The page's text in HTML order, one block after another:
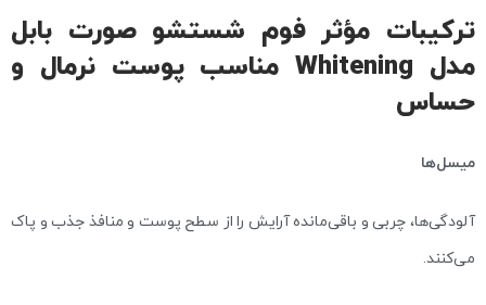
ترکیبات مؤثر فوم شستشو صورت بابل
مدل Whitening مناسب پوست نرمال و
حساس
میسل‌ها
آلودگی‌ها، چربی و باقی‌مانده آرایش را از سطح پوست و منافذ جذب و پاک
می‌کنند.